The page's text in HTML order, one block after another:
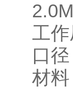
工
口
材